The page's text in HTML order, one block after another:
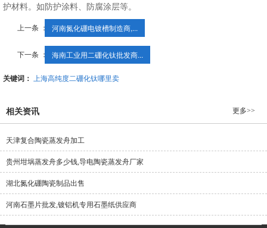
护材料。如防护涂料、防腐涂层等。
上一条 ： 河南氮化硼电镀槽制造商,...
下一条 ： 海南工业用二硼化钛批发商...
关键词： 上海高纯度二硼化钛哪里卖
相关资讯 更多>>
天津复合陶瓷蒸发舟加工
贵州坩埚蒸发舟多少钱,导电陶瓷蒸发舟厂家
湖北氮化硼陶瓷制品出售
河南石墨片批发,镀铝机专用石墨纸供应商